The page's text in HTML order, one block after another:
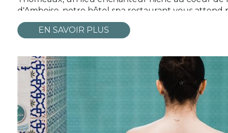
d'Amboise, notre hôtel spa restaurant vous attend
« Une chambre... un pays », une
Au coeur de la Vallée de la Loire, une invitation
manoir du XVIIIe siècle en pierre de tuffeau et en
chacune de nos 29 chambres vous transporte
Pour toute réservation de chambres vous pourrez
soumis à la réservation (14 personnes par créneau).
Le restaurant des Thomeaux
EN SAVOIR PLUS